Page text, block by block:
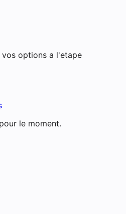
options a l'etape
le moment.